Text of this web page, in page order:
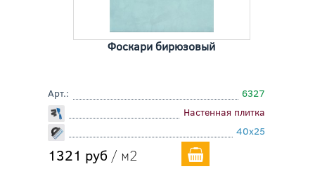
Фоскари бирюзовый
Арт.:
6327
Настенная плитка
40x25
1321 руб / м2